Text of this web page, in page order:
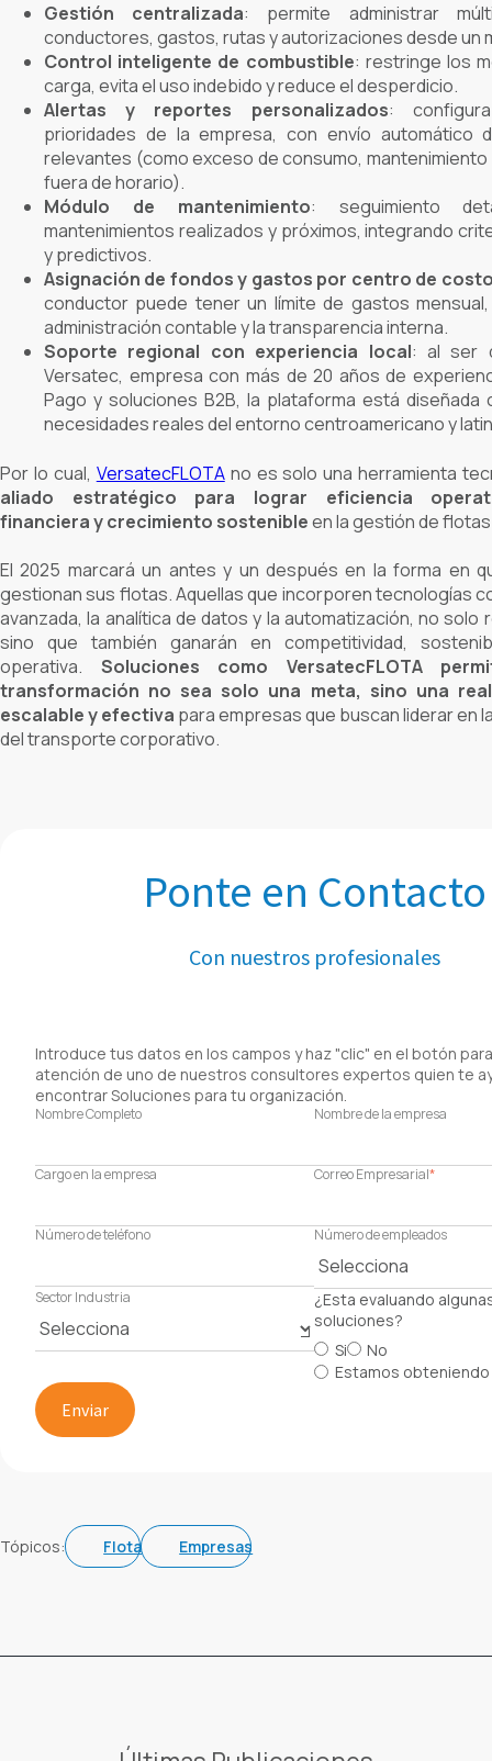
Gestión centralizada: permite administrar
conductores, gastos, rutas y autorizaciones desde un
Control inteligente de combustible: restringe los
carga, evita el uso indebido y reduce el desperdicio.
Alertas y reportes personalizados:
prioridades de la empresa, con envío automático
relevantes (como exceso de consumo,
fuera de horario).
Módulo de mantenimiento: seguimiento
mantenimientos realizados y próximos, integrando
y predictivos.
Asignación de fondos y gastos por centro de
conductor puede tener un límite de gastos
administración contable y la transparencia interna.
Soporte regional con experiencia local: al ser
Versatec, empresa con más de 20 años de
Pago y soluciones B2B, la plataforma está diseñada
necesidades reales del entorno centroamericano y
Por lo cual, VersatecFLOTAno es solo una herramienta
aliado estratégico para lograr eficiencia
financiera y crecimiento sostenibleen la gestión de
El 2025 marcará un antes y un después en la forma en
gestionan sus flotas. Aquellas que incorporen tecnologías
avanzada, la analítica de datos y la automatización, no solo
sino que también ganarán en competitividad,
operativa. Soluciones como VersatecFLOTA
transformación no sea solo una meta, sino una
escalable y efectiva para empresas que buscan liderar en
del transporte corporativo.
Ponte en Contacto
Con nuestros profesionales
Introduce tus datos en los campos y haz "clic" en el botón
atención de uno de nuestros consultores expertos quien te
encontrar Soluciones para tu organización.
Nombre Completo Nombre de la empresa
Cargo en la empresa Correo Empresarial*
Número de teléfono Número de empleados
Sector Industria
¿Esta evaluando
soluciones?
Si
No
Estamos
Tópicos: Flota Empresas